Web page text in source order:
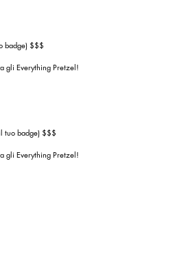
badge) $$$
gli Everything Pretzel!
tuo badge) $$$
gli Everything Pretzel!